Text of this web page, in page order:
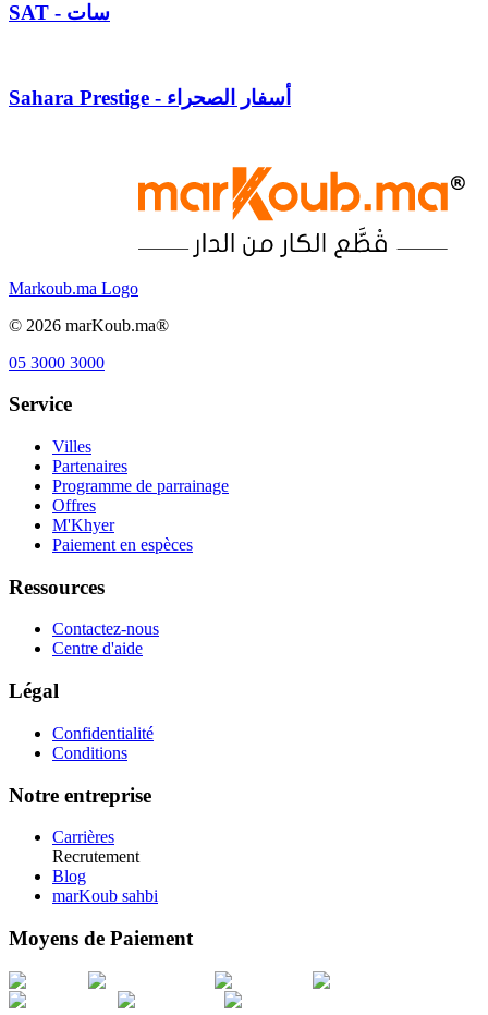
SAT - سات
Sahara Prestige - أسفار الصحراء
Markoub.ma Logo
© 2026 marKoub.ma®
05 3000 3000
Service
Villes
Partenaires
Programme de parrainage
Offres
M'Khyer
Paiement en espèces
Ressources
Contactez-nous
Centre d'aide
Légal
Confidentialité
Conditions
Notre entreprise
Carrières
Recrutement
Blog
marKoub sahbi
Moyens de Paiement